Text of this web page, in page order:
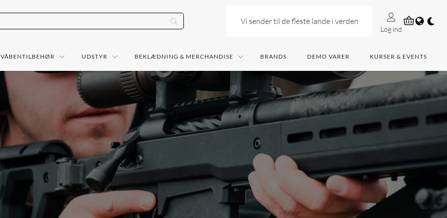
Vi sender til de fleste lande i verden
Log ind
VÅBENTILBEHØR UDSTYR BEKLÆDNING & MERCHANDISE BRANDS DEMO VARER KURSER & EVENTS